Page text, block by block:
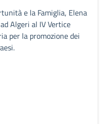
e la Famiglia, Elena
Algeri al IV Vertice
per la promozione dei